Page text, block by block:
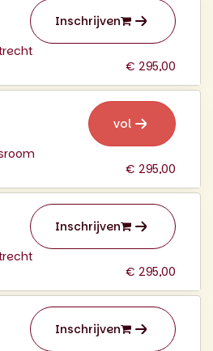
Inschrijven
€ 295,00
vol
€ 295,00
Inschrijven
€ 295,00
Inschrijven